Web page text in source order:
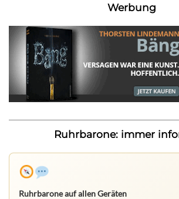
Werbung
Ruhrbarone: immer
Ruhrbarone auf allen Geräten